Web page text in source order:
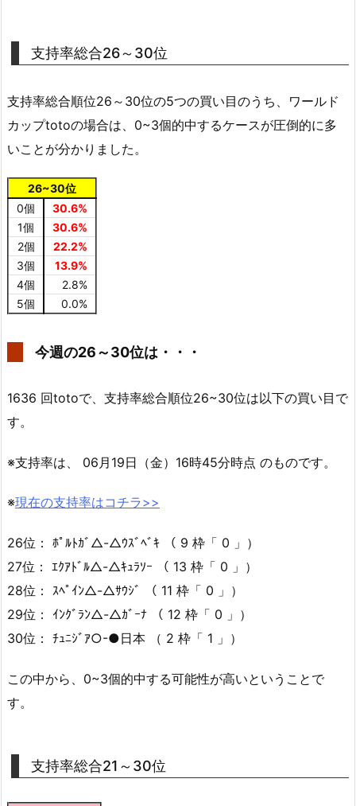
支持率総合26～30位
支持率総合順位26～30位の5つの買い目のうち、ワールド
カップtotoの場合は、0~3個的中するケースが圧倒的に多
いことが分かりました。
26~30位
0個
30.6%
1個
30.6%
2個
22.2%
3個
13.9%
4個
2.8%
5個
0.0%
今週の26～30位は・・・
1636 回totoで、支持率総合順位26~30位は以下の買い目で
す。
※支持率は、 06月19日（金）16時45分時点 のものです。
※現在の支持率はコチラ>>
26位： ﾎﾟﾙﾄｶﾞ△-△ｳｽﾞﾍﾞｷ （ 9 枠「 0 」）
27位： ｴｸｱﾄﾞﾙ△-△ｷｭﾗｿｰ （ 13 枠「 0 」）
28位： ｽﾍﾟｲﾝ△-△ｻｳｼﾞ （ 11 枠「 0 」）
29位： ｲﾝｸﾞﾗﾝ△-△ｶﾞｰﾅ （ 12 枠「 0 」）
30位： ﾁｭﾆｼﾞｱ○-●日本 （ 2 枠「 1 」）
この中から、0~3個的中する可能性が高いということで
す。
支持率総合21～30位